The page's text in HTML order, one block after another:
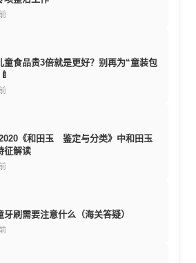
童食品贵3倍就是更好？别再为“童装包
《和田玉 鉴定与分类》中和田玉
征解读
刷需要注意什么（海关答疑）